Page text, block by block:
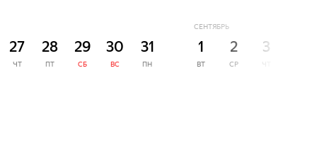
27
ЧТ
28
ПТ
29
СБ
30
ВС
31
ПН
СЕНТЯБРЬ
1
ВТ
2
СР
3